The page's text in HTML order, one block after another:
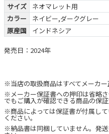
サイズ
ネオマレット用
カラー
ネイビー,ダークグレー
原産国
インドネシア
発売日：2024年
※当店の取扱商品はすべてメーカー
※メーカー保証書への押印は省略
でもご購入が確認できる商品の保証
※商品によっては保証書が付属し
ください。
※納品書は同梱していません。発